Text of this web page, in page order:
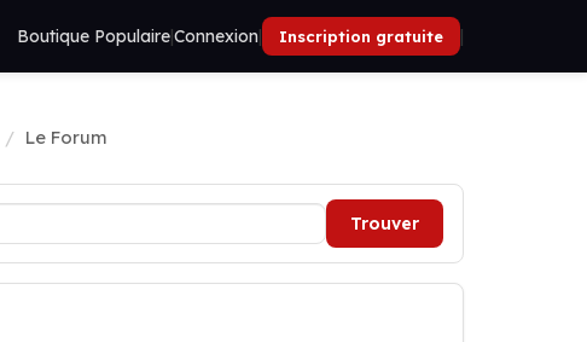
Boutique Populaire|Connexion| Inscription gratuite |
Le Forum
Trouver